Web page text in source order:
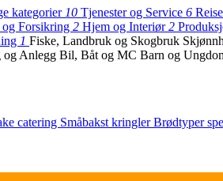
kategorier 10 Tjenester og Service 6
Forsikring 2 Hjem og Interiør2
1 Fiske, Landbruk og Skogbruk
og Anlegg Bil, Båt og MC Barn og
catering Småbakst kringlerBrødtyper